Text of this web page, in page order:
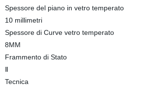
Spessore del piano in vetro temperato
10 millimetri
Spessore di Curve vetro temperato
8MM
Frammento di Stato
Ⅱ
Tecnica